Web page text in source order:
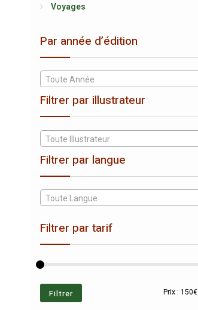
Voyages
Par année d’édition
Toute Année
Filtrer par illustrateur
Toute Illustrateur
Filtrer par langue
Toute Langue
Filtrer par tarif
Filtrer Prix : 150€